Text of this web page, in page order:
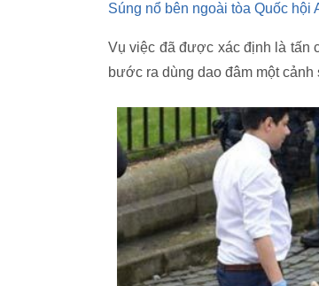
Súng nổ bên ngoài tòa Quốc hội
Vụ việc đã được xác định là tấn
bước ra dùng dao đâm một